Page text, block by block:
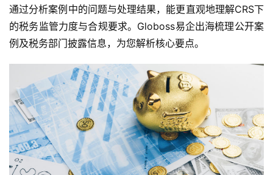
通过分析案例中的问题与处理结果，能更直观地理解CRS下
的税务监管力度与合规要求。Globoss易企出海梳理公开案
例及税务部门披露信息，为您解析核心要点。